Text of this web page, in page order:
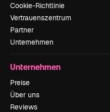
Cookie-Richtlinie
Vertrauenszentrum
Partner
Unternehmen
Unternehmen
Preise
Über uns
Reviews